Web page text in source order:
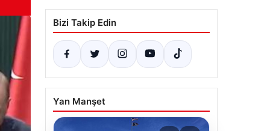
Bizi Takip Edin
Yan Manşet